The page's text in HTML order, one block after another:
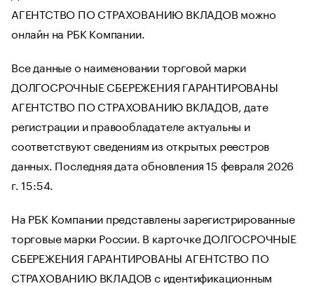
АГЕНТСТВО ПО СТРАХОВАНИЮ ВКЛАДОВ можно
онлайн на РБК Компании.
Все данные о наименовании торговой марки
ДОЛГОСРОЧНЫЕ СБЕРЕЖЕНИЯ ГАРАНТИРОВАНЫ
АГЕНТСТВО ПО СТРАХОВАНИЮ ВКЛАДОВ, дате
регистрации и правообладателе актуальны и
соответствуют сведениям из открытых реестров
данных. Последняя дата обновления 15 февраля 2026
г. 15:54.
На РБК Компании представлены зарегистрированные
торговые марки России. В карточке ДОЛГОСРОЧНЫЕ
СБЕРЕЖЕНИЯ ГАРАНТИРОВАНЫ АГЕНТСТВО ПО
СТРАХОВАНИЮ ВКЛАДОВ с идентификационным